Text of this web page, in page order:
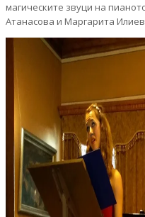
магическите звуци на
Атанасова и Маргарита